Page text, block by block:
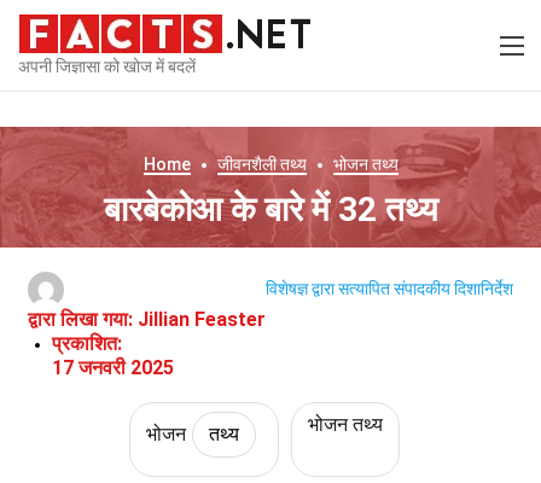
अपनी जिज्ञासा को खोज में बदलें
Home जीवनशैलीतथ्य भोजनतथ्य
बारबेकोआ के बारे में 32 तथ्य
द्वारा लिखा गया: Jillian Feaster
प्रकाशित:
17 जनवरी 2025
विशेषज्ञ द्वारा सत्यापितसंपादकीय दिशानिर्देश
भोजन तथ्य भोजन तथ्य